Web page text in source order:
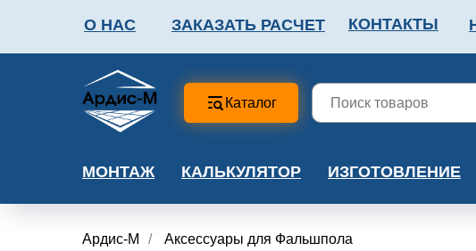
О НАС ЗАКАЗАТЬ РАСЧЕТ КОНТАКТЫ
ФАЛЬШПОЛ
Каталог
МОНТАЖ КАЛЬКУЛЯТОР ИЗГОТОВЛЕНИЕ
Ардис-М / Аксессуары для Фальшпола